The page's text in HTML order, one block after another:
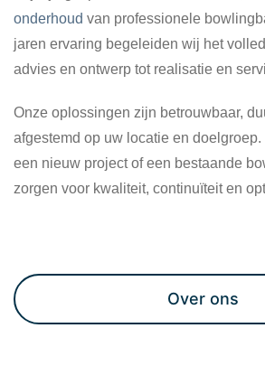
onderhoud van professionele
jaren ervaring begeleiden wij het
advies en ontwerp tot realisatie en
Onze oplossingen zijn betrouwbaar,
afgestemd op uw locatie en doelgroep.
een nieuw project of een bestaande
zorgen voor kwaliteit, continuïteit en
Over ons